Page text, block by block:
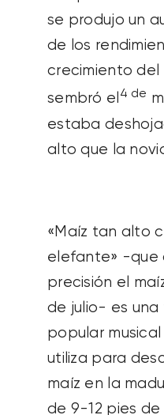
se produjo un
de los
crecimiento del
sembró el 4 de
estaba
alto que la
«Maíz tan alto
elefante» -que
precisión el
de julio- es una
popular musical
utiliza para
maíz en la
de 9-12 pies de